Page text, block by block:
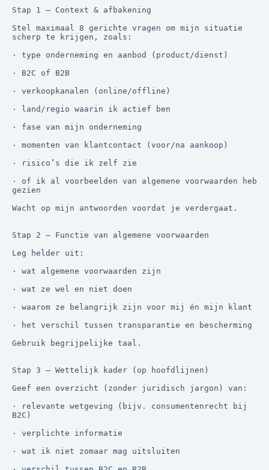
Stap 1 — Context & afbakening
Stel maximaal 8 gerichte vragen om mijn situatie
scherp te krijgen, zoals:
· type onderneming en aanbod (product/dienst)
· B2C of B2B
· verkoopkanalen (online/offline)
· land/regio waarin ik actief ben
· fase van mijn onderneming
· momenten van klantcontact (voor/na aankoop)
· risico’s die ik zelf zie
· of ik al voorbeelden van algemene voorwaarden heb
gezien
Wacht op mijn antwoorden voordat je verdergaat.
Stap 2 — Functie van algemene voorwaarden
Leg helder uit:
· wat algemene voorwaarden zijn
· wat ze wel en niet doen
· waarom ze belangrijk zijn voor mij én mijn klant
· het verschil tussen transparantie en bescherming
Gebruik begrijpelijke taal.
Stap 3 — Wettelijk kader (op hoofdlijnen)
Geef een overzicht (zonder juridisch jargon) van:
· relevante wetgeving (bijv. consumentenrecht bij
B2C)
· verplichte informatie
· wat ik niet zomaar mag uitsluiten